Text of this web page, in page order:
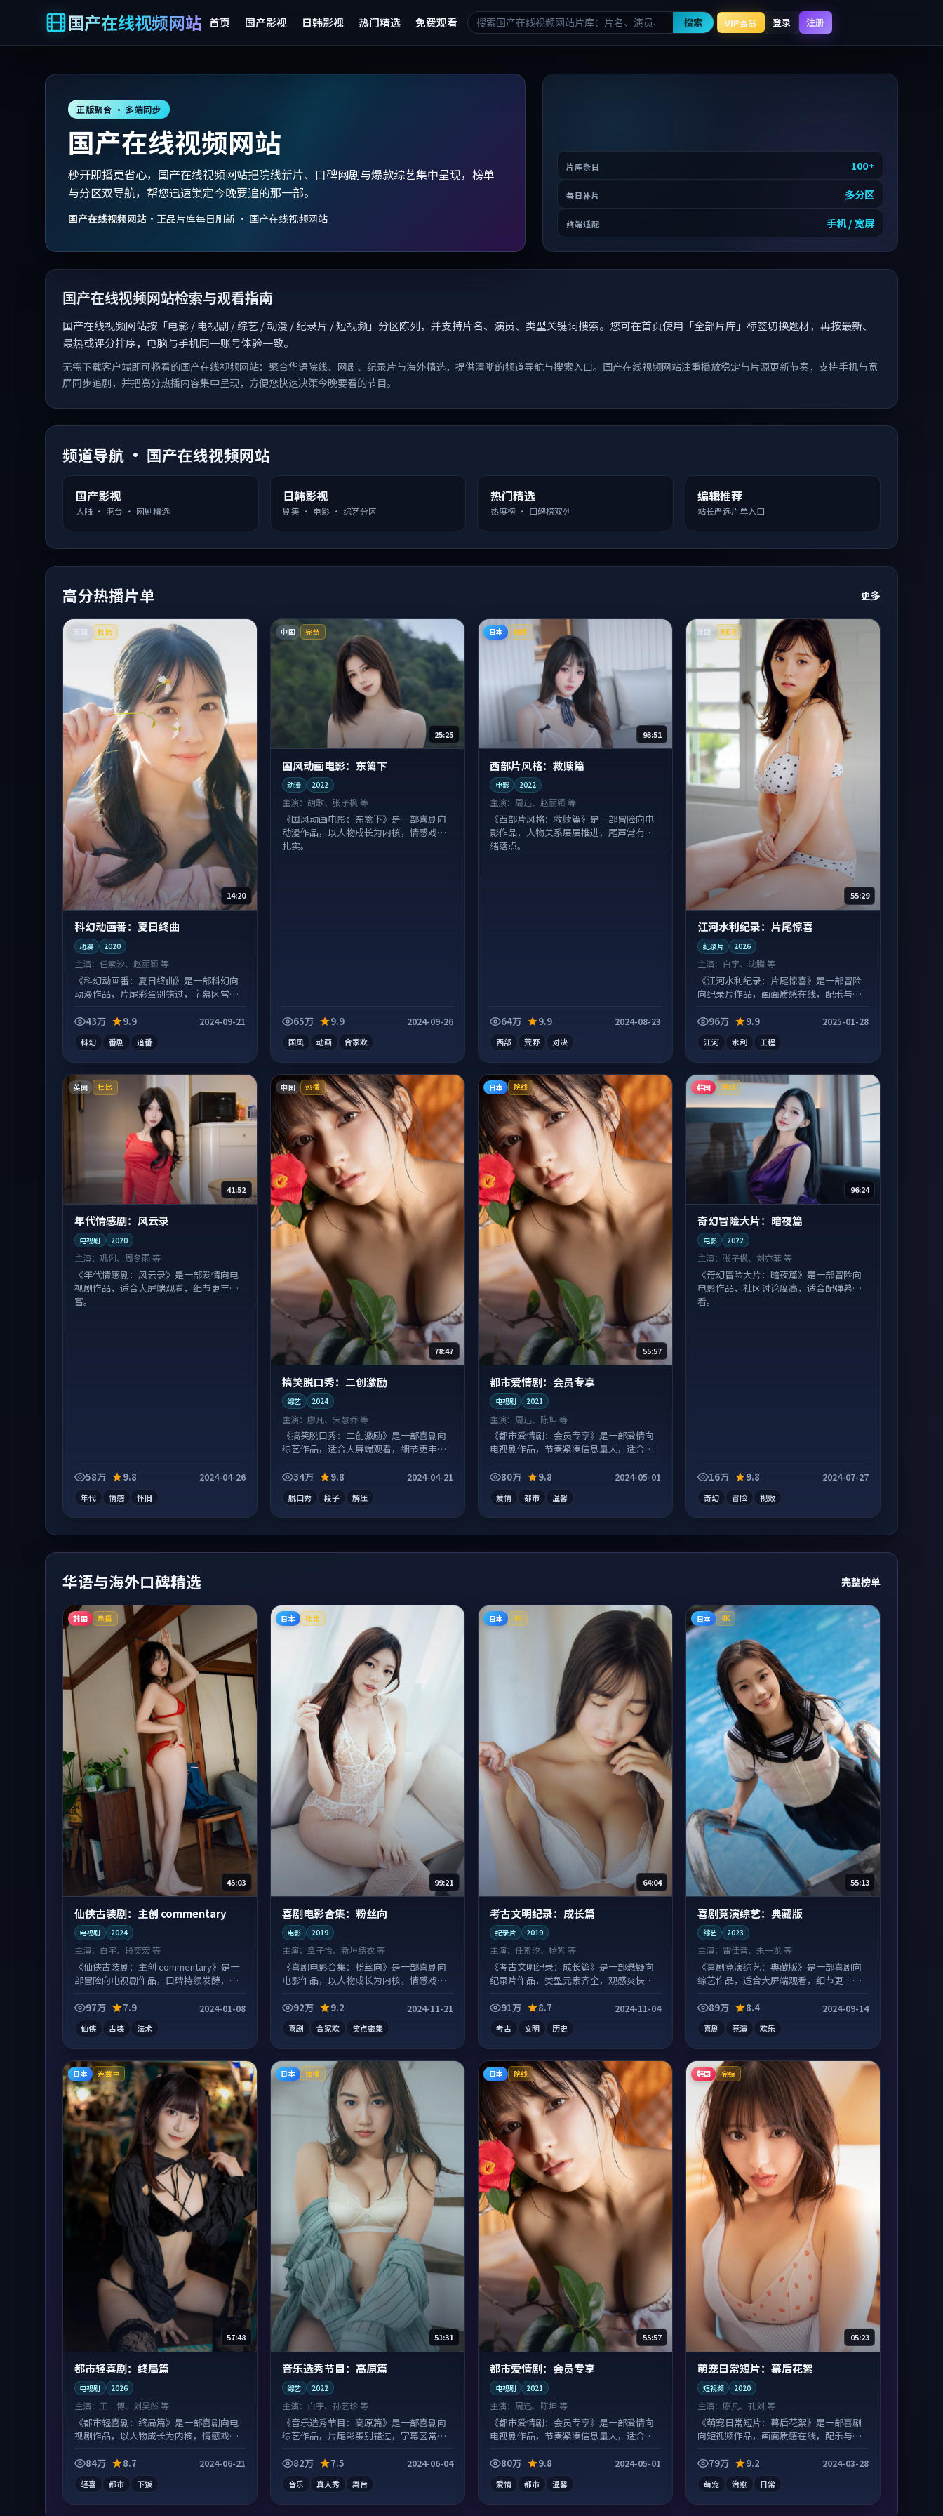
国产在线视频网站 首页 国产影视 日韩影视 热门精选 免费观看 搜索 VIP会员 登录 注册
正版聚合 · 多端同步
国产在线视频网站
秒开即播更省心，国产在线视频网站把院线新片、口碑网剧与爆款综艺集中呈现，榜单
与分区双导航，帮您迅速锁定今晚要追的那一部。
国产在线视频网站 · 正品片库每日刷新 · 国产在线视频网站
片库条目 100+
每日补片 多分区
终端适配 手机 / 宽屏
国产在线视频网站检索与观看指南
国产在线视频网站按「电影 / 电视剧 / 综艺 / 动漫 / 纪录片 / 短视频」分区陈列，并支持片名、演员、类型关键词搜索。您可在首页使用「全部片库」标签切换题材，再按最新、
最热或评分排序，电脑与手机同一账号体验一致。
无需下载客户端即可畅看的国产在线视频网站：聚合华语院线、网剧、纪录片与海外精选，提供清晰的频道导航与搜索入口。国产在线视频网站注重播放稳定与片源更新节奏，支持手机与宽
屏同步追剧，并把高分热播内容集中呈现，方便您快速决策今晚要看的节目。
频道导航 · 国产在线视频网站
国产影视
大陆 · 港台 · 网剧精选
日韩影视
剧集 · 电影 · 综艺分区
热门精选
热度榜 · 口碑榜双列
编辑推荐
站长严选片单入口
高分热播片单 更多
杜比
14:20
科幻动画番：夏日终曲
动漫 2020
主演： 任素汐、赵丽颖 等
《科幻动画番：夏日终曲》是一部科幻向
动漫作品，片尾彩蛋别错过，字幕区常有
43万
9.9 2024-09-21
科幻 番剧 追番
中国 完结
25:25
国风动画电影：东篱下
动漫 2022
主演： 胡歌、张子枫 等
《国风动画电影：东篱下》是一部喜剧向
动漫作品，以人物成长为内核，情感戏份
扎实。
65万 9.9 2024-09-26
国风 动画 合家欢
日本 独播
93:51
西部片风格：救赎篇
电影 2022
主演： 周迅、赵丽颖 等
《西部片风格：救赎篇》是一部冒险向电
影作品，人物关系层层推进，尾声常有情
绪落点。
64万 9.9 2024-08-23
西部 荒野 对决
法国 HDR
55:29
江河水利纪录：片尾惊喜
纪录片 2026
主演： 白宇、沈腾 等
《江河水利纪录：片尾惊喜》是一部冒险
向纪录片作品，画面质感在线，配乐与镜
96万
9.9 2025-01-28
江河 水利 工程
英国 杜比
41:52
年代情感剧：风云录
电视剧 2020
主演： 巩俐、周冬雨 等
《年代情感剧：风云录》是一部爱情向电
视剧作品，适合大屏端观看，细节更丰
富。
58万 9.8 2024-04-26
年代 情感 怀旧
中国 热播
78:47
搞笑脱口秀：二创激励
综艺 2024
主演：廖凡、宋慧乔 等
《搞笑脱口秀：二创激励》是一部喜剧向
综艺作品，适合大屏端观看，细节更丰
34万
9.8 2024-04-21
脱口秀 段子 解压
日本 院线
55:57
都市爱情剧：会员专享
电视剧 2021
主演： 周迅、陈坤 等
《都市爱情剧：会员专享》是一部爱情向
电视剧作品，节奏紧凑信息量大，适合沉
80万
9.8 2024-05-01
爱情 都市 温馨
韩国 院线
96:24
奇幻冒险大片：暗夜篇
电影 2022
主演： 张子枫、刘亦菲 等
《奇幻冒险大片：暗夜篇》是一部冒险向
电影作品，社区讨论度高，适合配弹幕观
看。
16万 9.8 2024-07-27
奇幻 冒险 视效
华语与海外口碑精选 完整榜单
韩国 热播
45:03
仙侠古装剧：主创 commentary
电视剧 2024
主演： 白宇、段奕宏 等
《仙侠古装剧：主创 commentary》是一
部冒险向电视剧作品，口碑持续发酵，适
97万
7.9 2024-01-08
仙侠 古装 法术
日本 杜比
99:21
喜剧电影合集：粉丝向
电影 2019
主演：章子怡、新垣结衣 等
《喜剧电影合集：粉丝向》是一部喜剧向
电影作品，以人物成长为内核，情感戏份
92万
9.2 2024-11-21
喜剧 合家欢 笑点密集
日本 4K
64:04
考古文明纪录：成长篇
纪录片 2019
主演：任素汐、杨紫 等
《考古文明纪录：成长篇》是一部悬疑向
纪录片作品，类型元素齐全，观感爽快不
91万
8.7 2024-11-04
考古 文明 历史
日本 4K
55:13
喜剧竞演综艺：典藏版
综艺 2023
主演： 雷佳音、朱一龙 等
《喜剧竞演综艺：典藏版》是一部喜剧向
综艺作品，适合大屏端观看，细节更丰
89万
8.4 2024-09-14
喜剧 竞演 欢乐
日本 连载中
57:48
都市轻喜剧：终局篇
电视剧 2026
主演： 王一博、刘昊然 等
《都市轻喜剧：终局篇》是一部喜剧向电
视剧作品，以人物成长为内核，情感戏份
84万
8.7 2024-06-21
轻喜 都市 下饭
日本 独播
51:31
音乐选秀节目：高原篇
综艺 2022
主演： 白宇、孙艺珍 等
《音乐选秀节目：高原篇》是一部喜剧向
综艺作品，片尾彩蛋别错过，字幕区常有
82万
7.5 2024-06-04
音乐 真人秀 舞台
日本 院线
55:57
都市爱情剧：会员专享
电视剧 2021
主演： 周迅、陈坤 等
《都市爱情剧：会员专享》是一部爱情向
电视剧作品，节奏紧凑信息量大，适合沉
80万
9.8 2024-05-01
爱情 都市 温馨
韩国 完结
05:23
萌宠日常短片：幕后花絮
短视频 2020
主演：廖凡、孔刘 等
《萌宠日常短片：幕后花絮》是一部喜剧
向短视频作品，画面质感在线，配乐与镜
79万
9.2 2024-03-28
萌宠 治愈 日常